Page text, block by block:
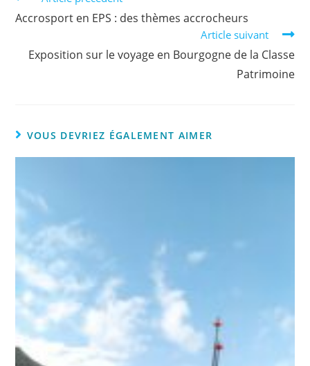
Accrosport en EPS : des thèmes accrocheurs
Article suivant
Exposition sur le voyage en Bourgogne de la Classe
Patrimoine
VOUS DEVRIEZ ÉGALEMENT AIMER